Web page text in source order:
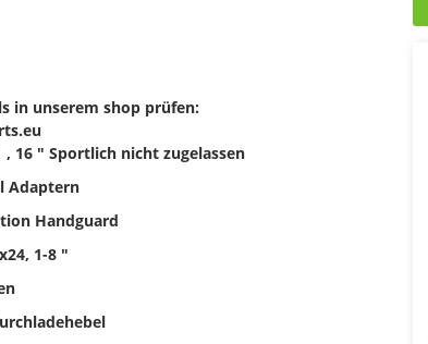
in unserem shop prüfen:
16 " Sportlich nicht zugelassen
Adaptern
Handguard
1-8 "